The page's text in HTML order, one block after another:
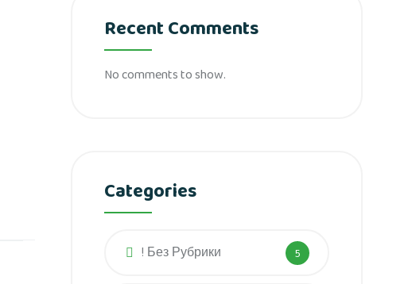
Recent Comments
No comments to show.
Categories
! Без Рубрики 5